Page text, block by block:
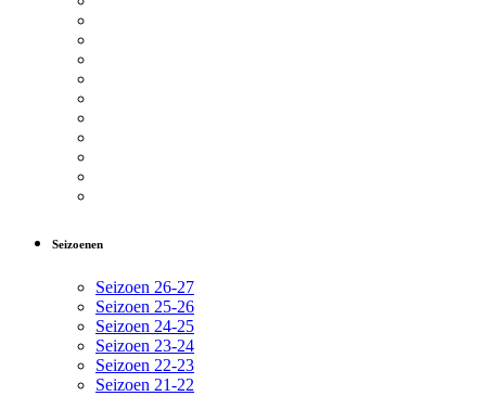
Seizoenen
Seizoen 26-27
Seizoen 25-26
Seizoen 24-25
Seizoen 23-24
Seizoen 22-23
Seizoen 21-22